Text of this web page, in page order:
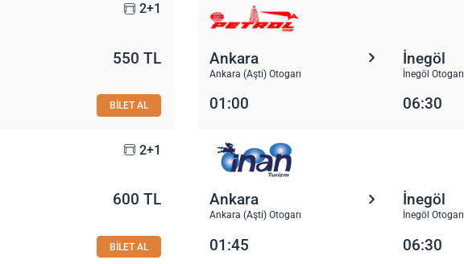
2+1
550 TL
BİLET AL
Ankara
Ankara (Aşti) Otogarı
İnegöl
İnegöl Otogarı
01:00 06:30
2+1
600 TL
BİLET AL
Ankara
Ankara (Aşti) Otogarı
İnegöl
İnegöl Otogarı
01:45 06:30